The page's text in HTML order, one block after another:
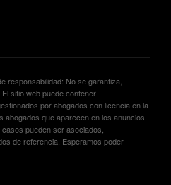
responsabilidad: No se garantiza,
sitio web puede contener
por abogados con licencia en la
que aparecen en los anuncios.
pueden ser asociados,
de referencia. Esperamos poder